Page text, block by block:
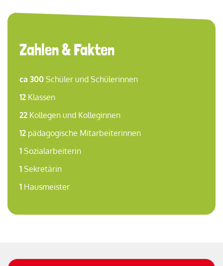
Zahlen & Fakten
ca 300 Schüler und Schülerinnen
12 Klassen
22 Kollegen und Kolleginnen
12 pädagogische Mitarbeiterinnen
1 Sozialarbeiterin
1 Sekretärin
1 Hausmeister